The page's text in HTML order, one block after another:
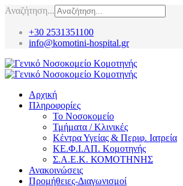
Αναζήτηση...
+30 2531351100
info@komotini-hospital.gr
Αρχική
Πληροφορίες
Το Νοσοκομείο
Τμήματα / Κλινικές
Κέντρα Υγείας & Περιφ. Ιατρεία
ΚΕ.Φ.Ι.ΑΠ. Κομοτηνής
Σ.Α.Ε.Κ. ΚΟΜΟΤΗΝΗΣ
Ανακοινώσεις
Προμήθειες-Διαγωνισμοί